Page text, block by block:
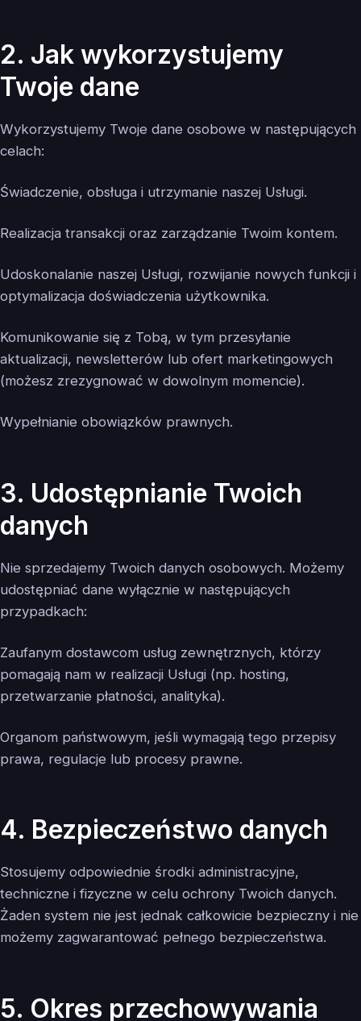
2. Jak wykorzystujemy
Twoje dane
Wykorzystujemy Twoje dane osobowe w następujących
celach:
Świadczenie, obsługa i utrzymanie naszej Usługi.
Realizacja transakcji oraz zarządzanie Twoim kontem.
Udoskonalanie naszej Usługi, rozwijanie nowych funkcji i
optymalizacja doświadczenia użytkownika.
Komunikowanie się z Tobą, w tym przesyłanie
aktualizacji, newsletterów lub ofert marketingowych
(możesz zrezygnować w dowolnym momencie).
Wypełnianie obowiązków prawnych.
3. Udostępnianie Twoich
danych
Nie sprzedajemy Twoich danych osobowych. Możemy
udostępniać dane wyłącznie w następujących
przypadkach:
Zaufanym dostawcom usług zewnętrznych, którzy
pomagają nam w realizacji Usługi (np. hosting,
przetwarzanie płatności, analityka).
Organom państwowym, jeśli wymagają tego przepisy
prawa, regulacje lub procesy prawne.
4. Bezpieczeństwo danych
Stosujemy odpowiednie środki administracyjne,
techniczne i fizyczne w celu ochrony Twoich danych.
Żaden system nie jest jednak całkowicie bezpieczny i nie
możemy zagwarantować pełnego bezpieczeństwa.
5. Okres przechowywania